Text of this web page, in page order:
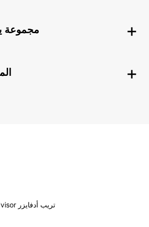
مجموعة
TripAdvisor تريب أدفايزر